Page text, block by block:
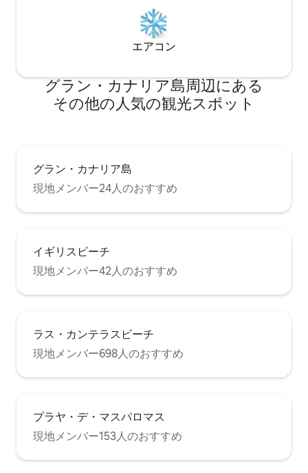
すべてがとてもユニークで親しみやすい
タリアルテ、「プラヤ・デル・ホンブ
レ」、「ラ・ガリータ」のビーチにつな
ムナードには、強くおすすめの「gofio
escaldado」や「papas con mojo」な
ど、このエリアの料理を味わうことがで
きるレストランやテラスがあります。
入り江があり、洞窟の家屋と考古学的遺
跡がある素晴らしい漁村「Tufia」があり
ます。 もう少し南にある海辺の村「オホ
ス・デ・ガルザ」、広大なガンド湾、そ
してスペインで最高のダイビングに最適
「Las Clavellinas」には、小さなお店やス
ーパーがあります。 車やバスに乗って、
ョッピングエリアやレジャーエリア、
の歴史地区へのアクセス時間は約10分、
島の首都ラス・パルマス・デ・グラン・
カナリア島まで約15分、マスパロマスま
で約30分です。 ハウス設備： 1階：設備
グルーム。 1階： テラスと専用バスルー
ムを備えた主寝室1室。 ダブルベッド1.60
x 2.00 mts。 海のパノラマビュー。 ご要
望に応じて2歳未満のお子様のためのベビ
ーベッドの駐車場を手配できます。 ダブ
エアコン
グラン・カナリア島⁠周⁠辺⁠に⁠あ⁠る
そ⁠の⁠他⁠の人⁠気⁠の観⁠光⁠ス⁠ポ⁠ッ⁠ト
グラン・カナリア島
現地メンバー24人のおすすめ
イギリスビーチ
現地メンバー42人のおすすめ
ラス・カンテラスビーチ
現地メンバー698人のおすすめ
プラヤ・デ・マスパロマス
現地メンバー153人のおすすめ